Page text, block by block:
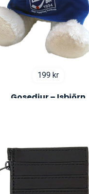
199 kr
Gosedjur – Isbjörn